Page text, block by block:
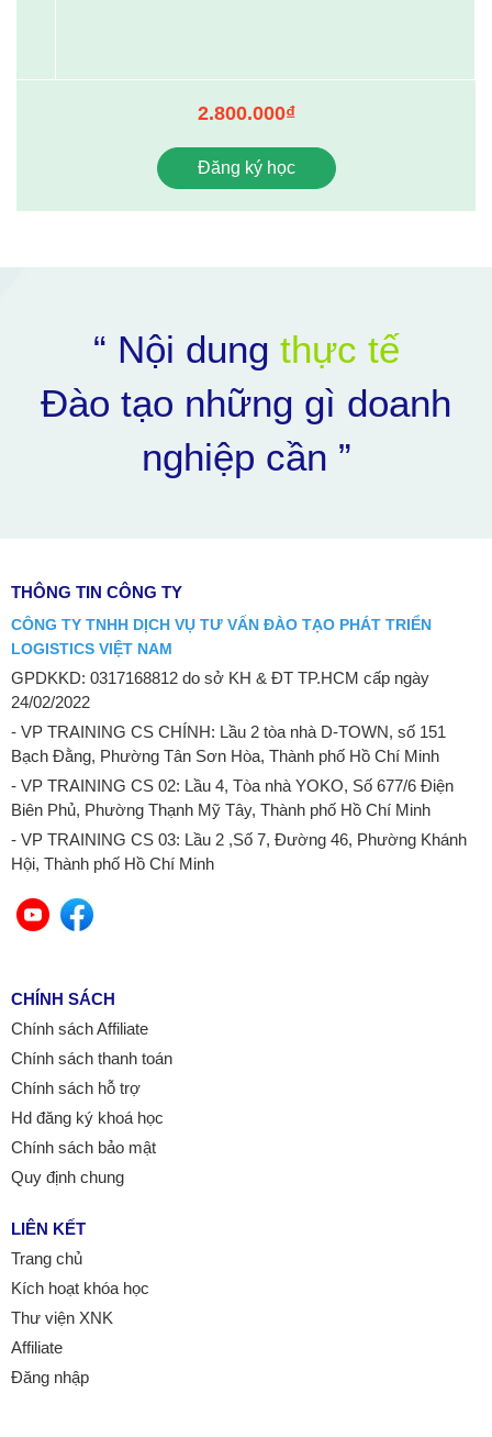
2.800.000₫
Đăng ký học
“ Nội dung thực tế
Đào tạo những gì doanh
nghiệp cần ”
THÔNG TIN CÔNG TY
CÔNG TY TNHH DỊCH VỤ TƯ VẤN ĐÀO TẠO PHÁT TRIỂN
LOGISTICS VIỆT NAM
GPDKKD: 0317168812 do sở KH & ĐT TP.HCM cấp ngày
24/02/2022
- VP TRAINING CS CHÍNH: Lầu 2 tòa nhà D-TOWN, số 151
Bạch Đằng, Phường Tân Sơn Hòa, Thành phố Hồ Chí Minh
- VP TRAINING CS 02: Lầu 4, Tòa nhà YOKO, Số 677/6 Điện
Biên Phủ, Phường Thạnh Mỹ Tây, Thành phố Hồ Chí Minh
- VP TRAINING CS 03: Lầu 2 ,Số 7, Đường 46, Phường Khánh
Hội, Thành phố Hồ Chí Minh
CHÍNH SÁCH
Chính sách Affiliate
Chính sách thanh toán
Chính sách hỗ trợ
Hd đăng ký khoá học
Chính sách bảo mật
Quy định chung
LIÊN KẾT
Trang chủ
Kích hoạt khóa học
Thư viện XNK
Affiliate
Đăng nhập